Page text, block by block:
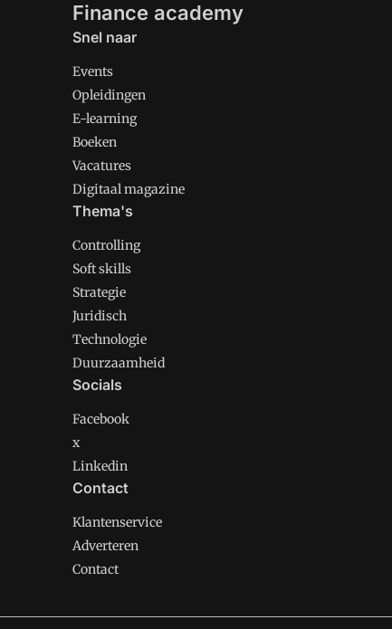
Finance academy
Snel naar
Events
Opleidingen
E-learning
Boeken
Vacatures
Digitaal magazine
Thema's
Controlling
Soft skills
Strategie
Juridisch
Technologie
Duurzaamheid
Socials
Facebook
x
Linkedin
Contact
Klantenservice
Adverteren
Contact